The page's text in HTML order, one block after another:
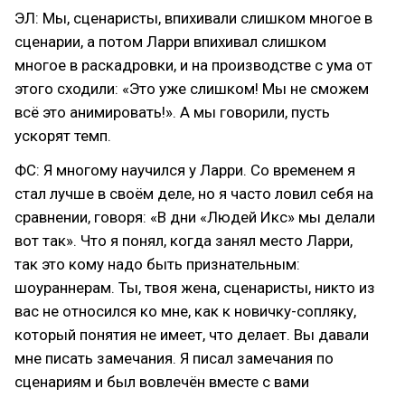
ЭЛ: Мы, сценаристы, впихивали слишком многое в
сценарии, а потом Ларри впихивал слишком
многое в раскадровки, и на производстве с ума от
этого сходили: «Это уже слишком! Мы не сможем
всё это анимировать!». А мы говорили, пусть
ускорят темп.
ФС: Я многому научился у Ларри. Со временем я
стал лучше в своём деле, но я часто ловил себя на
сравнении, говоря: «В дни «Людей Икс» мы делали
вот так». Что я понял, когда занял место Ларри,
так это кому надо быть признательным:
шоураннерам. Ты, твоя жена, сценаристы, никто из
вас не относился ко мне, как к новичку-сопляку,
который понятия не имеет, что делает. Вы давали
мне писать замечания. Я писал замечания по
сценариям и был вовлечён вместе с вами